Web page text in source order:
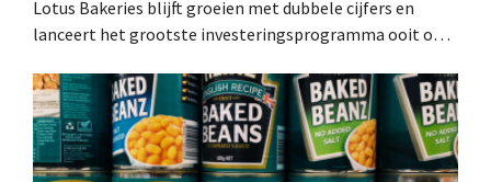
Lotus Bakeries blijft groeien met dubbele cijfers en
lanceert het grootste investeringsprogramma ooit om
moeten dit momentum grijpen”.